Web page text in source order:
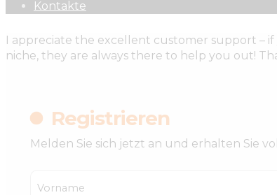
Kontakte
I appreciate the excellent customer support –
niche, they are always there to help you out!
Registrieren
Melden Sie sich jetzt an und erhalten Sie
Vorname